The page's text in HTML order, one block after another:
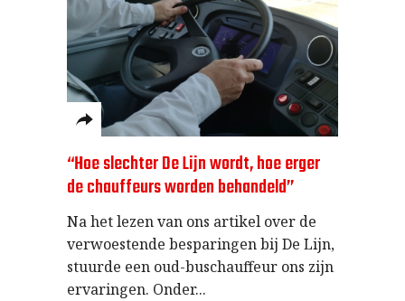
“Hoe slechter De Lijn wordt, hoe erger
de chauffeurs worden behandeld”
Na het lezen van ons artikel over de
verwoestende besparingen bij De Lijn,
stuurde een oud-buschauffeur ons zijn
ervaringen. Onder